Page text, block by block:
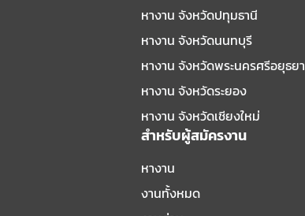
หางาน จังหวัดปทุมธานี
หางาน จังหวัดนนทบุรี
หางาน จังหวัดพระนครศรีอยุธยา
หางาน จังหวัดระยอง
หางาน จังหวัดเชียงใหม่
สำหรับผู้สมัครงาน
หางาน
งานทั้งหมด